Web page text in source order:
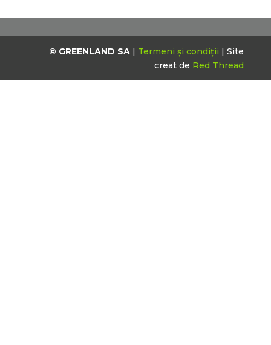
© GREENLAND SA | Termeni și condiții | Site
creat de Red Thread